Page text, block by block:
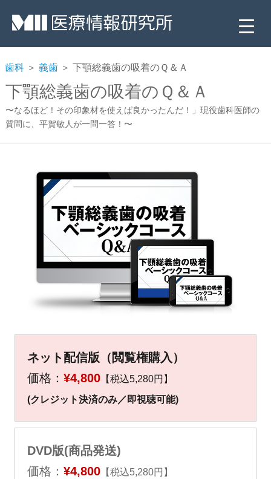
歯科 ＞ 義歯 ＞ 下顎総義歯の吸着のＱ＆Ａ
下顎総義歯の吸着のＱ＆Ａ
〜なるほど！その印象材を使えば良かったんだ！」現役歯科医師の
質問に、平賀敏人が一問一答！〜
ネット配信版（閲覧権購入）
価格： ¥4,800【税込5,280円】
(クレジット決済のみ／即視聴可能)
DVD版(商品発送)
価格： ¥4,800【税込5,280円】